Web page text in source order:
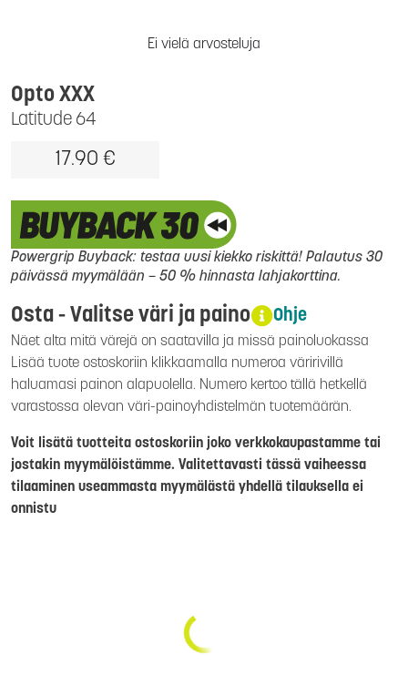
Ei vielä arvosteluja
Latitude 64
Opto XXX
17.90 €
Powergrip Buyback: testaa uusi kiekko riskittä! Palautus 30
päivässä myymälään – 50 % hinnasta lahjakorttina.
Osta - Valitse väri ja paino Ohje
Näet alta mitä värejä on saatavilla ja missä painoluokassa
Lisää tuote ostoskoriin klikkaamalla numeroa väririvillä
haluamasi painon alapuolella. Numero kertoo tällä hetkellä
varastossa olevan väri-painoyhdistelmän tuotemäärän.
Voit lisätä tuotteita ostoskoriin joko verkkokaupastamme tai
jostakin myymälöistämme. Valitettavasti tässä vaiheessa
tilaaminen useammasta myymälästä yhdellä tilauksella ei
onnistu